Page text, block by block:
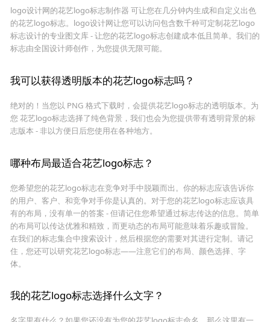
logo设计网的花艺logo标志制作器 可让您在几分钟内生成和自定义出色
的花艺logo标志。logo设计网让您可以访问包含数千种可定制花艺logo
标志设计的专业图文库 - 让您的花艺logo标志创建成本低且简单。我们的
标志由全国设计师创作，为您提供无限可能。
我可以获得透明版本的花艺logo标志吗？
绝对的！当您以 PNG 格式下载时，会提供花艺logo标志的透明版本。为
您 花艺logo标志选择了纯色背景，我们也会为您提供带有透明背景的标
志版本 - 非以方便日后您使用在各种地方。
哪种布局最适合花艺logo标志？
您希望您的花艺logo标志在竞争对手中脱颖而出。你的标志应该告诉你
的用户、客户、和竞争对手你是认真的。对于您的花艺logo标志应该具
有的布局，没有单一的答案 - 但请记住您希望通过标志传达的信息。简单
的布局可以传达优雅和精致，而更动态的布局可能意味着乐趣或冒险。
在我们的标志集合中搜索设计，然后根据您的需要对其进行定制。请记
住，您还可以研究花艺logo标志——注意它们的布局、颜色选择、字
体。
我的花艺logo标志选择什么文字？